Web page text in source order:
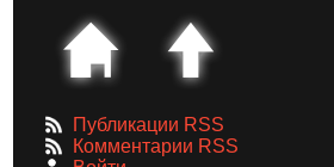
Публикации RSS
Комментарии RSS